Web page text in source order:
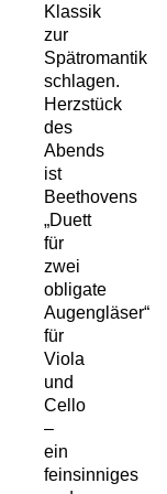
Klassik
zur
Spätromantik
schlagen.
Herzstück
des
Abends
ist
Beethovens
„Duett
für
zwei
obligate
Augengläser“
für
Viola
und
Cello
–
ein
feinsinniges